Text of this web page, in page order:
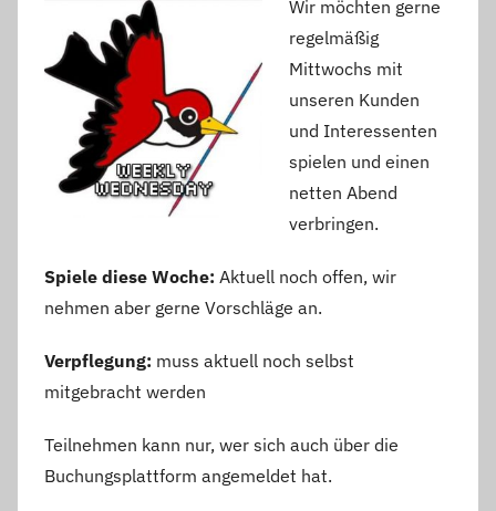
Wir möchten gerne
regelmäßig
Mittwochs mit
unseren Kunden
und Interessenten
spielen und einen
netten Abend
verbringen.
Spiele diese Woche: Aktuell noch offen, wir
nehmen aber gerne Vorschläge an.
Verpflegung: muss aktuell noch selbst
mitgebracht werden
Teilnehmen kann nur, wer sich auch über die
Buchungsplattform angemeldet hat.